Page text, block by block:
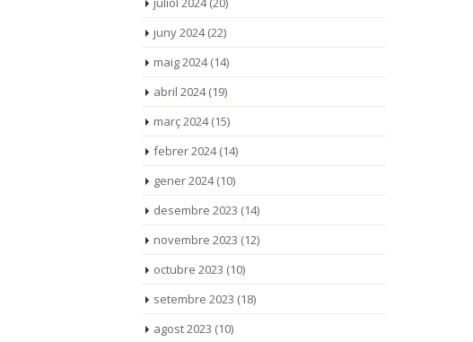
juny 2024(22)
maig 2024(14)
abril 2024(19)
març 2024(15)
febrer 2024(14)
gener 2024(10)
desembre 2023 (14)
novembre 2023 (12)
octubre 2023 (10)
setembre 2023 (18)
agost 2023 (10)